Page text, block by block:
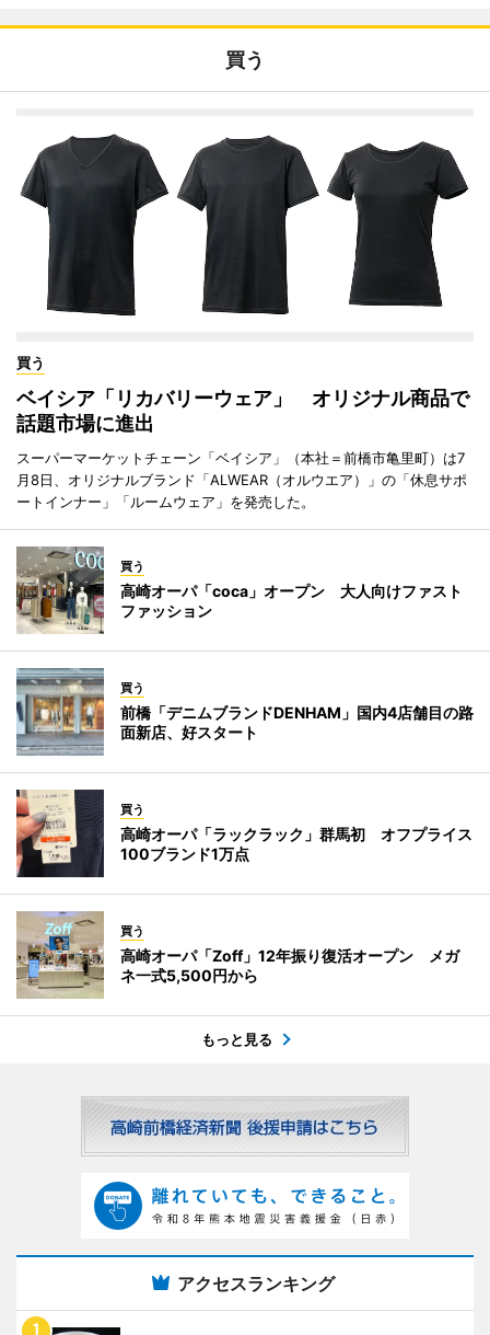
買う
買う
ベイシア「リカバリーウェア」 オリジナル商品で
話題市場に進出
スーパーマーケットチェーン「ベイシア」（本社＝前橋市亀里町）は7
月8日、オリジナルブランド「ALWEAR（オルウエア）」の「休息サポ
ートインナー」「ルームウェア」を発売した。
買う
高崎オーパ「coca」オープン 大人向けファスト
ファッション
買う
前橋「デニムブランドDENHAM」国内4店舗目の路
面新店、好スタート
買う
高崎オーパ「ラックラック」群馬初 オフプライス
100ブランド1万点
買う
高崎オーパ「Zoff」12年振り復活オープン メガ
ネ一式5,500円から
もっと見る
アクセスランキング